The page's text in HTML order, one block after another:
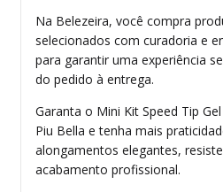
Na Belezeira, você compra
selecionados com curadoria e
para garantir uma experiência
do pedido à entrega.
Garanta o Mini Kit Speed Tip
Piu Bella e tenha mais
alongamentos elegantes,
acabamento profissional.